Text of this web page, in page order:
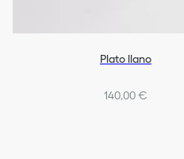
Plato llano
140,00 €